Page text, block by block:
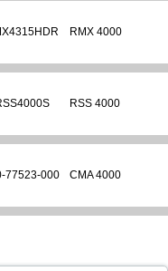
RMX 4000
RSS 4000
77523-000 CMA 4000